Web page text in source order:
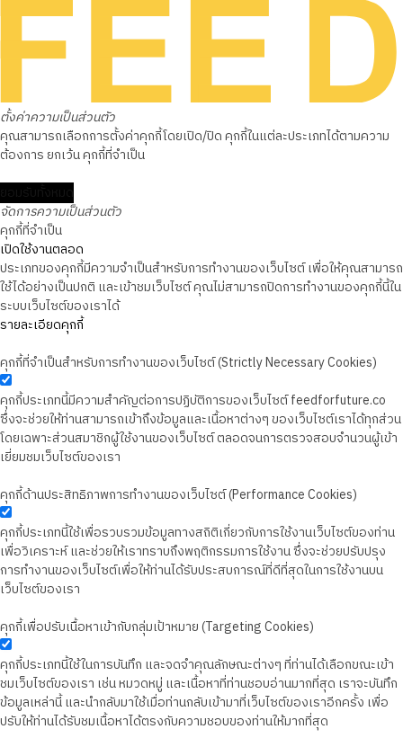
ตั้งค่าความเป็นส่วนตัว
คุณสามารถเลือกการตั้งค่าคุกกี้โดยเปิด/ปิด คุกกี้ในแต่ละประเภทได้ตามความ
ต้องการ ยกเว้น คุกกี้ที่จำเป็น
จัดการความเป็นส่วนตัว
คุกกี้ที่จำเป็น
เปิดใช้งานตลอด
ประเภทของคุกกี้มีความจำเป็นสำหรับการทำงานของเว็บไซต์ เพื่อให้คุณสามารถ
ใช้ได้อย่างเป็นปกติ และเข้าชมเว็บไซต์ คุณไม่สามารถปิดการทำงานของคุกกี้นี้ใน
ระบบเว็บไซต์ของเราได้
รายละเอียดคุกกี้
คุกกี้ที่จำเป็นสำหรับการทำงานของเว็บไซต์ (Strictly Necessary Cookies)
คุกกี้ประเภทนี้มีความสำคัญต่อการปฏิบัติการของเว็บไซต์ feedforfuture.co
ซึ่งจะช่วยให้ท่านสามารถเข้าถึงข้อมูลและเนื้อหาต่างๆ ของเว็บไซต์เราได้ทุกส่วน
โดยเฉพาะส่วนสมาชิกผู้ใช้งานของเว็บไซต์ ตลอดจนการตรวจสอบจำนวนผู้เข้า
เยี่ยมชมเว็บไซต์ของเรา
คุกกี้ด้านประสิทธิภาพการทำงานของเว็บไซต์ (Performance Cookies)
คุกกี้ประเภทนี้ใช้เพื่อรวบรวมข้อมูลทางสถิติเกี่ยวกับการใช้งานเว็บไซต์ของท่าน
เพื่อวิเคราะห์ และช่วยให้เราทราบถึงพฤติกรรมการใช้งาน ซึ่งจะช่วยปรับปรุง
การทำงานของเว็บไซต์เพื่อให้ท่านได้รับประสบการณ์ที่ดีที่สุดในการใช้งานบน
เว็บไซต์ของเรา
คุกกี้เพื่อปรับเนื้อหาเข้ากับกลุ่มเป้าหมาย (Targeting Cookies)
คุกกี้ประเภทนี้ใช้ในการบันทึก และจดจำคุณลักษณะต่างๆ ที่ท่านได้เลือกขณะเข้า
ชมเว็บไซต์ของเรา เช่น หมวดหมู่ และเนื้อหาที่ท่านชอบอ่านมากที่สุด เราจะบันทึก
ข้อมูลเหล่านี้ และนำกลับมาใช้เมื่อท่านกลับเข้ามาที่เว็บไซต์ของเราอีกครั้ง เพื่อ
ปรับให้ท่านได้รับชมเนื้อหาได้ตรงกับความชอบของท่านให้มากที่สุด